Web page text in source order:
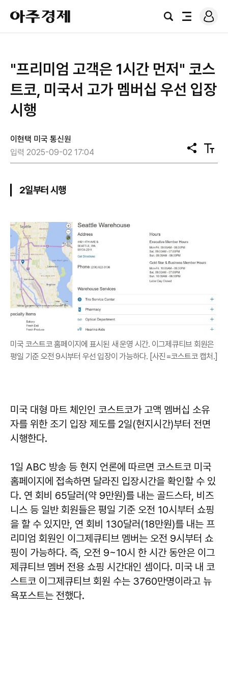
아
주
경
검
전
로
그
"프리미엄 고객은 1시간 먼저" 코스
트코, 미국서 고가 멤버십 우선 입장
시행
이현택 미국 통신원
입력 2025-09-02 17:04
공
유
텍
스
2일부터 시행
미국 코스트코 홈페이지에 표시된 새 운영 시간. 이그제큐티브 회원은
평일 기준 오전 9시부터 우선 입장이 가능하다. [사진=코스트코 캡처.]
미국 대형 마트 체인인 코스트코가 고액 멤버십 소유
자를 위한 조기 입장 제도를 2일(현지시간)부터 전면
시행한다.
1일 ABC 방송 등 현지 언론에 따르면 코스트코 미국
홈페이지에 접속하면 달라진 입장시간을 확인할 수 있
다. 연 회비 65달러(약 9만원)를 내는 골드스타, 비즈
니스 등 일반 회원들은 평일 기준 오전 10시부터 쇼핑
을 할 수 있지만, 연 회비 130달러(18만원)를 내는 프
리미엄 회원인 이그제큐티브 멤버는 오전 9시부터 쇼
핑이 가능하다. 즉, 오전 9~10시 한 시간 동안은 이그
제큐티브 멤버 전용 쇼핑 시간대인 셈이다. 미국 내 코
스트코 이그제큐티브 회원 수는 3760만명이라고 뉴
욕포스트는 전했다.